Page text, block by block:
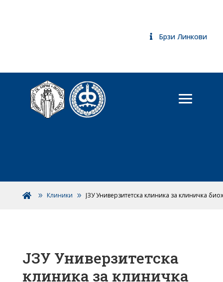
Брзи Линкови
 Клиники ЈЗУ Универзитетска клиника за клиничка
ЈЗУ Универзитетска
клиника за клиничка